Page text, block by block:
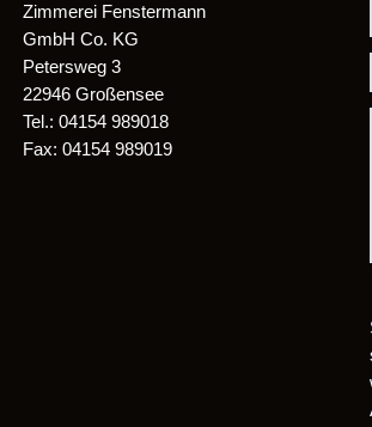
Zimmerei Fenstermann
GmbH Co. KG
Petersweg 3
22946 Großensee
Tel.: 04154 989018
Fax: 04154 989019